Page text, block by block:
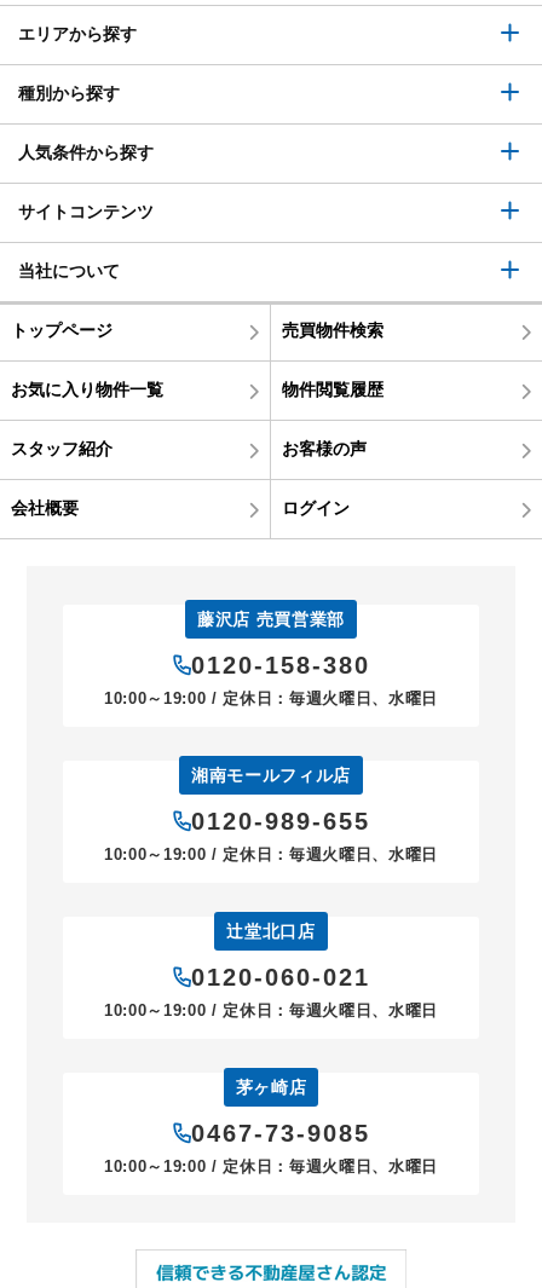
エリアから探す
種別から探す
人気条件から探す
サイトコンテンツ
当社について
トップページ 売買物件検索
お気に入り物件一覧 物件閲覧履歴
スタッフ紹介 お客様の声
会社概要 ログイン
藤沢店 売買営業部
0120-158-380
10:00～19:00 / 定休日：毎週火曜日、水曜日
湘南モールフィル店
0120-989-655
10:00～19:00 / 定休日：毎週火曜日、水曜日
辻堂北口店
0120-060-021
10:00～19:00 / 定休日：毎週火曜日、水曜日
茅ヶ崎店
0467-73-9085
10:00～19:00 / 定休日：毎週火曜日、水曜日